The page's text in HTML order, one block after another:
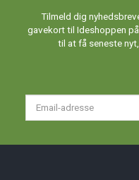
Tilmeld dig
gavekort til Ideshoppen
til at få seneste